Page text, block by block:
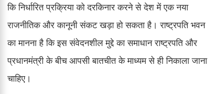
कि निर्धारित प्रक्रिया को दरकिनार करने से देश में एक नया
राजनीतिक और कानूनी संकट खड़ा हो सकता है। राष्ट्रपति भवन
का मानना है कि इस संवेदनशील मुद्दे का समाधान राष्ट्रपति और
प्रधानमंत्री के बीच आपसी बातचीत के माध्यम से ही निकाला जाना
चाहिए।